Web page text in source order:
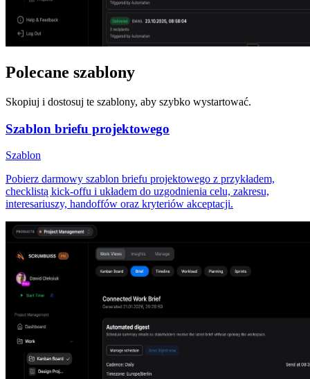
Polecane szablony
Skopiuj i dostosuj te szablony, aby szybko wystartować.
Szablon briefu projektowego
Szablon
Pobierz darmowy szablon briefu projektowego z przykładem,
checklistą kick-offu i układem do uzgodnienia celu, zakresu,
interesariuszy, handoffów oraz kryteriów akceptacji.